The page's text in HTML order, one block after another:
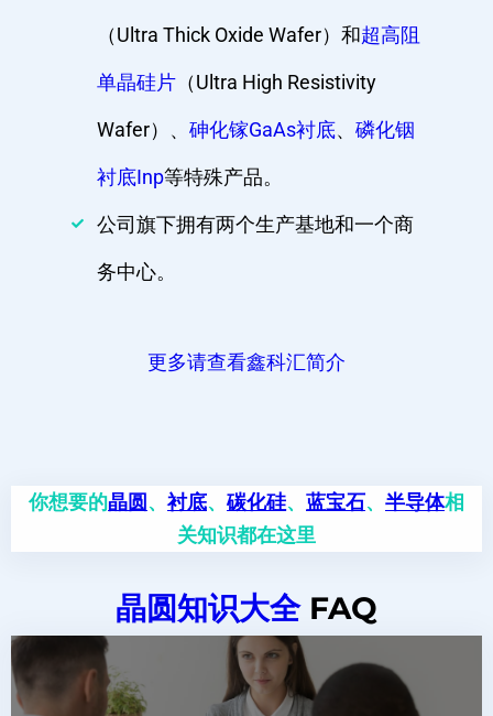
（Ultra Thick Oxide Wafer）和超高阻
单晶硅片 （Ultra High Resistivity
Wafer）、 砷化镓GaAs衬底、 磷化铟
衬底Inp等特殊产品。
公司旗下拥有两个生产基地和一个商
务中心。
更多请查看鑫科汇简介
你想要的晶圆 、衬底、 碳化硅、 蓝宝石、 半导体相
关知识都在这里
晶圆知识大全FAQ